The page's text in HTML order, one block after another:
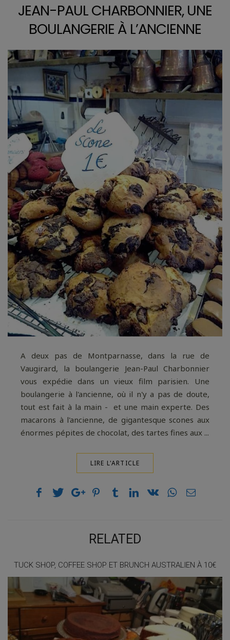
JEAN-PAUL CHARBONNIER, UNE
BOULANGERIE À L’ANCIENNE
A deux pas de Montparnasse, dans la rue de
Vaugirard, la boulangerie Jean-Paul Charbonnier
vous expédie dans un vieux film parisien. Une
boulangerie à l'ancienne, où il n'y a pas de doute,
tout est fait à la main - et une main experte. Des
macarons à l'ancienne, de gigantesque scones aux
énormes pépites de chocolat, des tartes fines aux ...
LIRE L'ARTICLE
RELATED
TUCK SHOP, COFFEE SHOP ET BRUNCH AUSTRALIEN À 10€